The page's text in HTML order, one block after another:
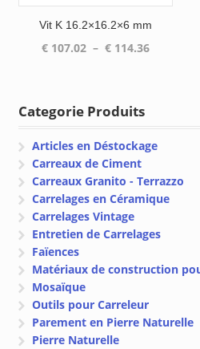
Vit K 16.2×16.2×6 mm
€107.02 – €114.36Plage
Categorie Produits
Articles en Déstockage
Carreaux de Ciment
Carreaux Granito - Terrazzo
Carrelages en Céramique
Carrelages Vintage
Entretien de Carrelages
Faïences
Matériaux de construction
Mosaïque
Outils pour Carreleur
Parement en Pierre Naturelle
Pierre Naturelle